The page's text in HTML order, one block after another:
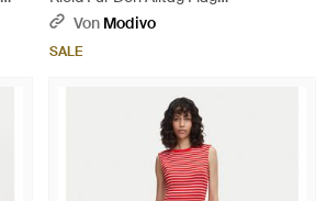
Dw0Dw22853 Slim Fit - Weiß
Von Modivo
SALE